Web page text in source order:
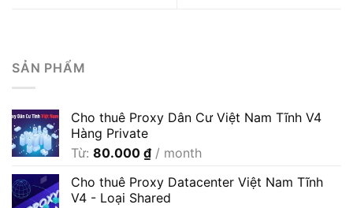
SẢN PHẨM
Cho thuê Proxy Dân Cư Việt Nam Tĩnh V4
Hàng Private
Từ: 80.000 ₫ / month
Cho thuê Proxy Datacenter Việt Nam Tĩnh
V4 - Loại Shared